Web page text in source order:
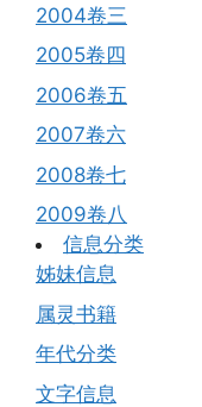
2004卷三
2005卷四
2006卷五
2007卷六
2008卷七
2009卷八
信息分类
姊妹信息
属灵书籍
年代分类
文字信息